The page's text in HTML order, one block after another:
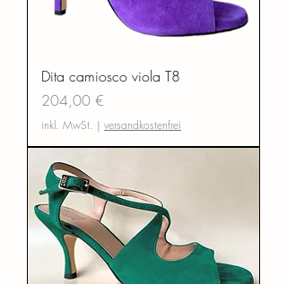
Dita camiosco viola T8
Preis
204,00 €
inkl. MwSt. | versandkostenfrei